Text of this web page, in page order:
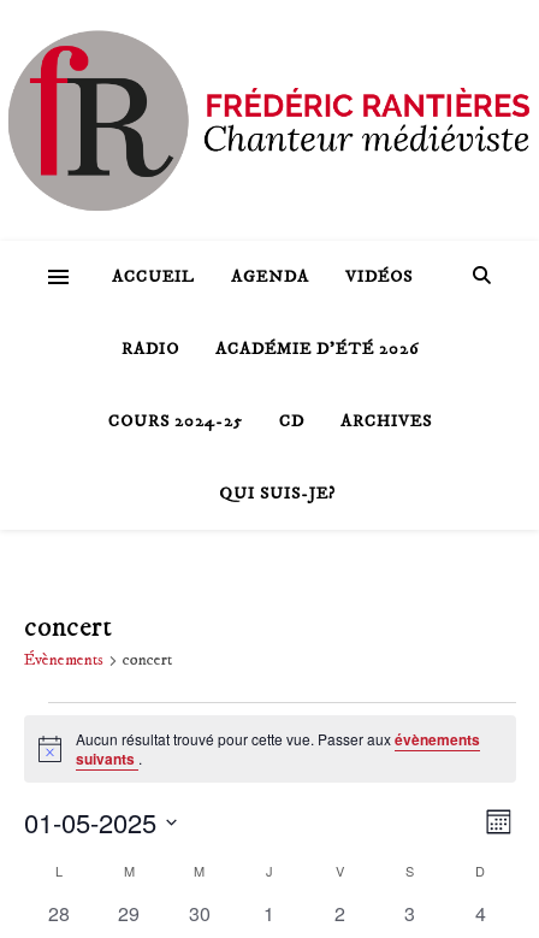
ACCUEIL AGENDA VIDÉOS
RADIO ACADÉMIE D’ÉTÉ 2026
COURS 2024-25 CD ARCHIVES
QUI SUIS-JE?
concert
Évènements concert
Évènements
Notice
Aucun résultat trouvé pour cette vue. Passer auxévènements
suivants .
par
Mois
01-05-2025
date.Calendrier
L MMARDI M MERCREDI
J VVENDREDIS D
0
28
0
29
0
30
0
1
0
2
0
3
0
4